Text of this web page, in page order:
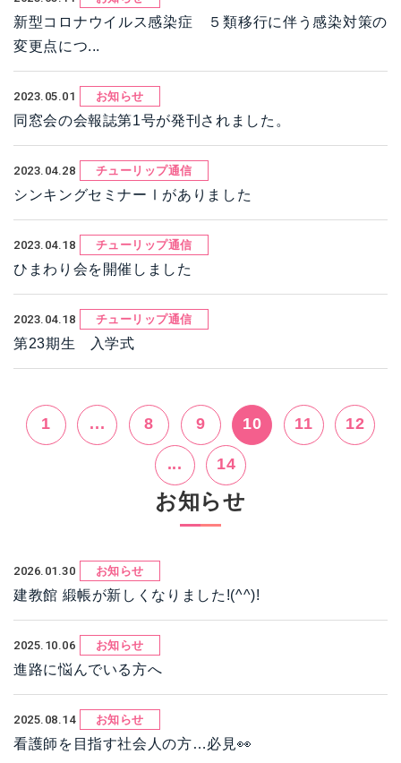
新型コロナウイルス感染症 ５類移行に伴う感染対策の
変更点につ...
2023.05.01 お知らせ
同窓会の会報誌第1号が発刊されました。
2023.04.28 チューリップ通信
シンキングセミナーⅠがありました
2023.04.18 チューリップ通信
ひまわり会を開催しました
2023.04.18 チューリップ通信
第23期生 入学式
1 ... 8 9 10 11 12
... 14
お知らせ
2026.01.30 お知らせ
建教館 緞帳が新しくなりました!(^^)!
2025.10.06 お知らせ
進路に悩んでいる方へ
2025.08.14 お知らせ
看護師を目指す社会人の方…必見👀